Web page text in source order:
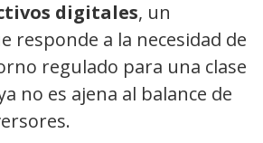
digitales, un
responde a la necesidad de
regulado para una clase
no es ajena al balance de